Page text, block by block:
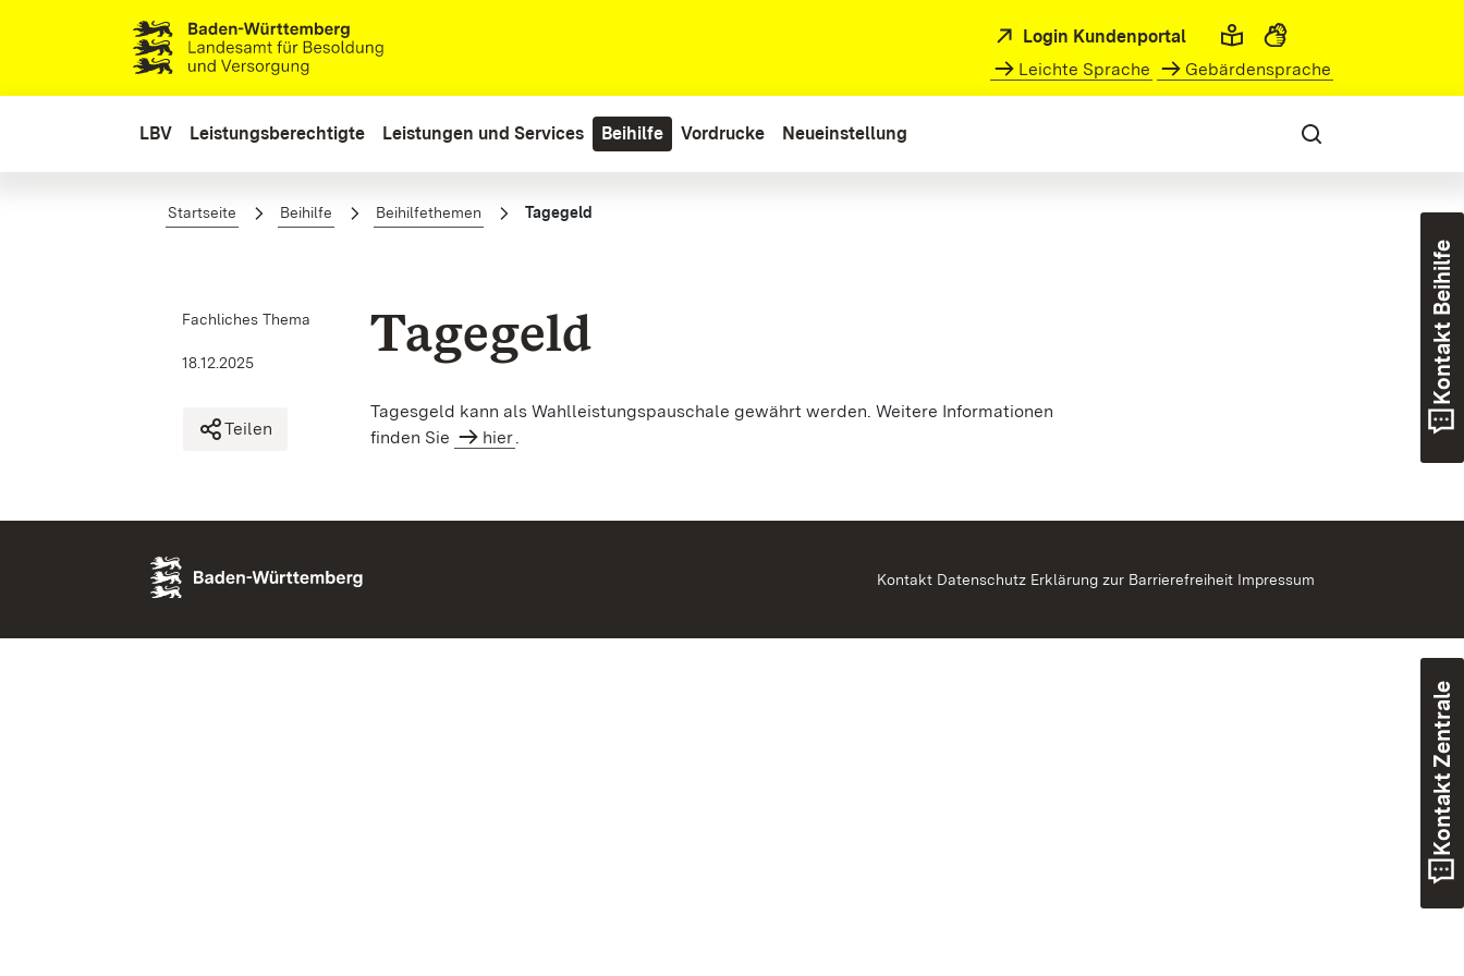
Zum Hauptinhalt springen
Login Kundenportal
Leichte Sprache
Gebärdensprache
LBV Leistungsberechtigte Leistungen und Services Beihilfe Vordrucke Neueinstellung
Startseite Beihilfe Beihilfethemen Tagegeld
Fachliches Thema
18.12.2025
Teilen
Tagegeld
Tagesgeld kann als Wahlleistungspauschale gewährt werden. Weitere Informationen
finden Sie
hier.
Kontakt Datenschutz Erklärung zur Barrierefreiheit Impressum
Kontakt Beihilfe
Kontakt Zentrale